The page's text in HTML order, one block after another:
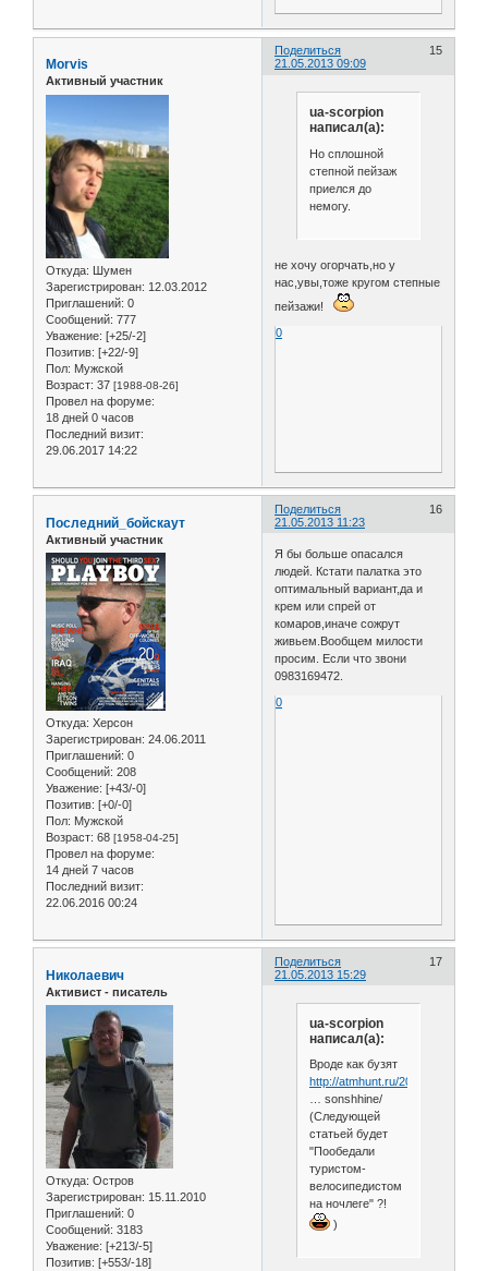
Поделиться
15
21.05.2013 09:09
Morvis
Активный участник
Откуда: Шумен
Зарегистрирован: 12.03.2012
Приглашений: 0
Сообщений: 777
Уважение: [+25/-2]
Позитив: [+22/-9]
Пол: Мужской
Возраст: 37 [1988-08-26]
Провел на форуме:
18 дней 0 часов
Последний визит:
29.06.2017 14:22
ua-scorpion
написал(а):
Но сплошной
степной пейзаж
приелся до
немогу.
не хочу огорчать,но у
нас,увы,тоже кругом степные
пейзажи!
0
Поделиться
16
21.05.2013 11:23
Последний_бойскаут
Активный участник
Откуда: Херсон
Зарегистрирован: 24.06.2011
Приглашений: 0
Сообщений: 208
Уважение: [+43/-0]
Позитив: [+0/-0]
Пол: Мужской
Возраст: 68 [1958-04-25]
Провел на форуме:
14 дней 7 часов
Последний визит:
22.06.2016 00:24
Я бы больше опасался
людей. Кстати палатка это
оптимальный вариант,да и
крем или спрей от
комаров,иначе сожрут
живьем.Вообщем милости
просим. Если что звони
0983169472.
0
Поделиться
17
21.05.2013 15:29
Николаевич
Активист - писатель
Откуда: Остров
Зарегистрирован: 15.11.2010
Приглашений: 0
Сообщений: 3183
Уважение: [+213/-5]
Позитив: [+553/-18]
ua-scorpion
написал(а):
Вроде как бузят
http://atmhunt.ru/2013/03/11/
… sonshhine/
(Следующей
статьей будет
"Пообедали
туристом-
велосипедистом
на ночлеге" ?!
)